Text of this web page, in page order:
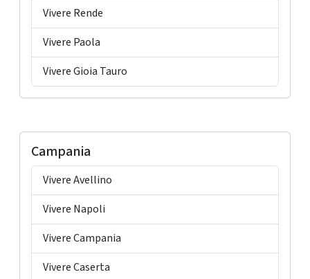
Vivere Rende
Vivere Paola
Vivere Gioia Tauro
Campania
Vivere Avellino
Vivere Napoli
Vivere Campania
Vivere Caserta